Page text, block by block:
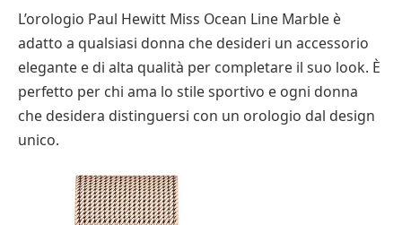
L’orologio Paul Hewitt Miss Ocean Line Marble è
adatto a qualsiasi donna che desideri un accessorio
elegante e di alta qualità per completare il suo look. È
perfetto per chi ama lo stile sportivo e ogni donna
che desidera distinguersi con un orologio dal design
unico.